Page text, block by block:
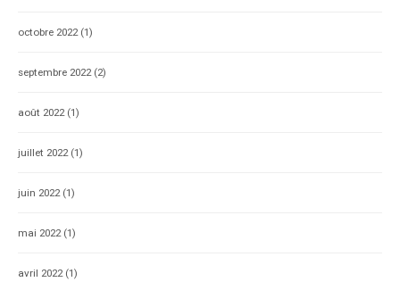
octobre 2022(1)
septembre 2022(2)
août 2022(1)
juillet 2022(1)
juin 2022(1)
mai 2022(1)
avril 2022(1)